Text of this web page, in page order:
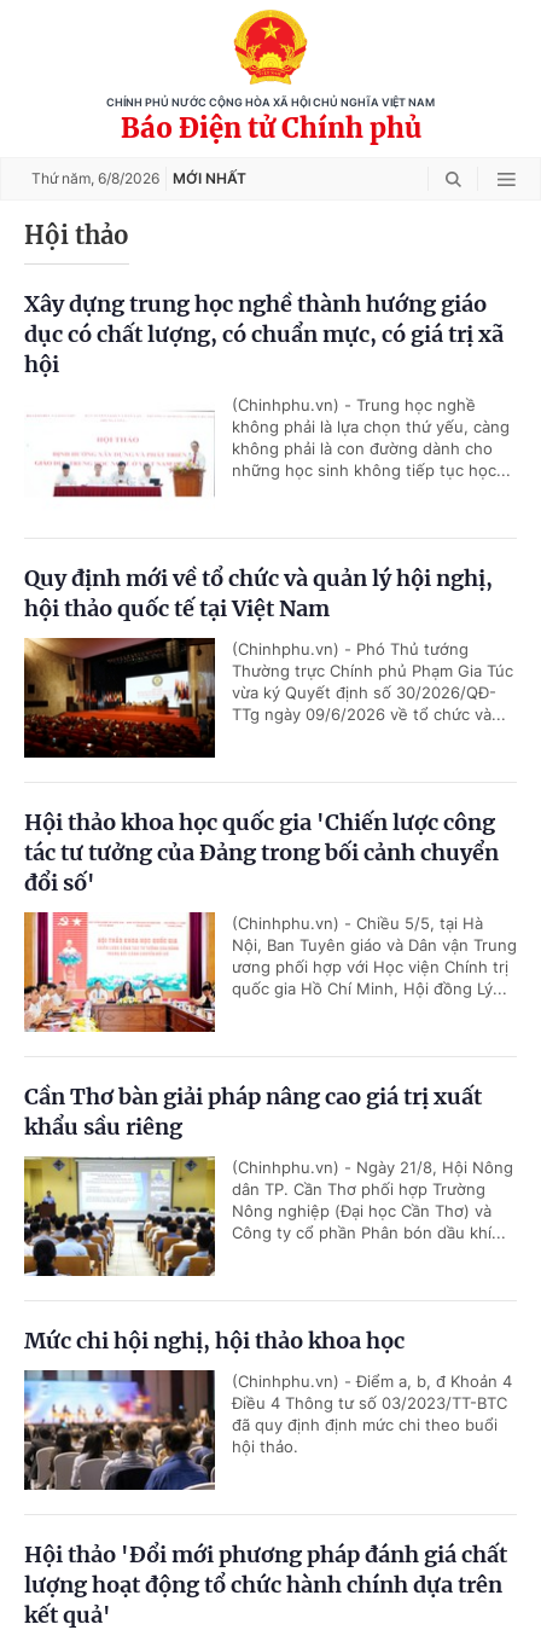
CHÍNH PHỦ NƯỚC CỘNG HÒA XÃ HỘI CHỦ NGHĨA VIỆT NAM
Báo Điện tử Chính phủ
Thứ năm, 6/8/2026 MỚI NHẤT
Hội thảo
Xây dựng trung học nghề thành hướng giáo
dục có chất lượng, có chuẩn mực, có giá trị xã
hội
(Chinhphu.vn) - Trung học nghề
không phải là lựa chọn thứ yếu, càng
không phải là con đường dành cho
những học sinh không tiếp tục học...
Quy định mới về tổ chức và quản lý hội nghị,
hội thảo quốc tế tại Việt Nam
(Chinhphu.vn) - Phó Thủ tướng
Thường trực Chính phủ Phạm Gia Túc
vừa ký Quyết định số 30/2026/QĐ-
TTg ngày 09/6/2026 về tổ chức và...
Hội thảo khoa học quốc gia 'Chiến lược công
tác tư tưởng của Đảng trong bối cảnh chuyển
đổi số'
(Chinhphu.vn) - Chiều 5/5, tại Hà
Nội, Ban Tuyên giáo và Dân vận Trung
ương phối hợp với Học viện Chính trị
quốc gia Hồ Chí Minh, Hội đồng Lý...
Cần Thơ bàn giải pháp nâng cao giá trị xuất
khẩu sầu riêng
(Chinhphu.vn) - Ngày 21/8, Hội Nông
dân TP. Cần Thơ phối hợp Trường
Nông nghiệp (Đại học Cần Thơ) và
Công ty cổ phần Phân bón dầu khí...
Mức chi hội nghị, hội thảo khoa học
(Chinhphu.vn) - Điểm a, b, đ Khoản 4
Điều 4 Thông tư số 03/2023/TT-BTC
đã quy định định mức chi theo buổi
hội thảo.
Hội thảo 'Đổi mới phương pháp đánh giá chất
lượng hoạt động tổ chức hành chính dựa trên
kết quả'